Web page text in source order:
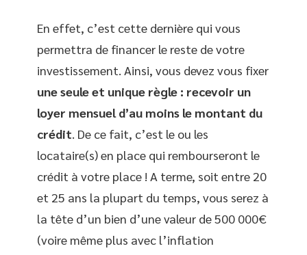
En effet, c’est cette dernière qui vous
permettra de financer le reste de votre
investissement. Ainsi, vous devez vous fixer
une seule et unique règle : recevoir un
loyer mensuel d’au moins le montant du
crédit. De ce fait, c’est le ou les
locataire(s) en place qui rembourseront le
crédit à votre place ! A terme, soit entre 20
et 25 ans la plupart du temps, vous serez à
la tête d’un bien d’une valeur de 500 000€
(voire même plus avec l’inflation